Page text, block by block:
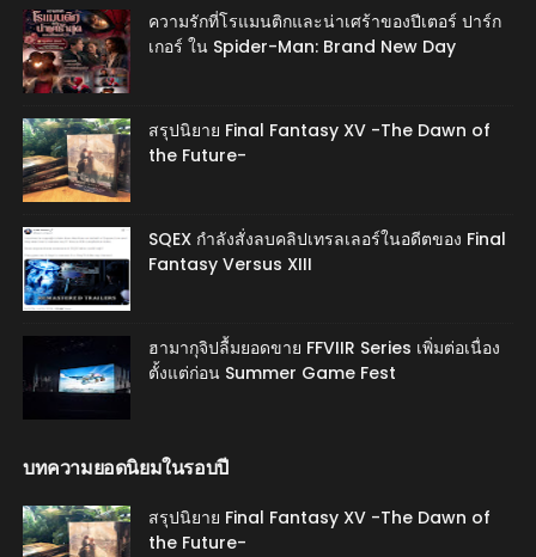
ความรักที่โรแมนติกและน่าเศร้าของปีเตอร์ ปาร์ก
เกอร์ ใน Spider-Man: Brand New Day
สรุปนิยาย Final Fantasy XV -The Dawn of
the Future-
SQEX กำลังสั่งลบคลิปเทรลเลอร์ในอดีตของ Final
Fantasy Versus XIII
ฮามากุจิปลื้มยอดขาย FFVIIR Series เพิ่มต่อเนื่อง
ตั้งแต่ก่อน Summer Game Fest
บทความยอดนิยมในรอบปี
สรุปนิยาย Final Fantasy XV -The Dawn of
the Future-